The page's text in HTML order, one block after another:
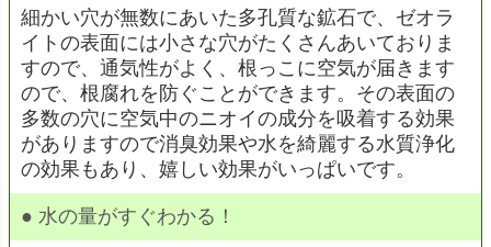
細かい穴が無数にあいた多孔質な鉱石で、ゼオラ
イトの表面には小さな穴がたくさんあいておりま
すので、通気性がよく、根っこに空気が届きます
ので、根腐れを防ぐことができます。その表面の
多数の穴に空気中のニオイの成分を吸着する効果
がありますので消臭効果や水を綺麗する水質浄化
の効果もあり、嬉しい効果がいっぱいです。
● 水の量がすぐわかる！